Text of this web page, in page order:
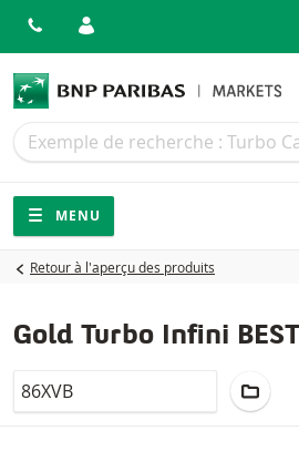
Recherche
Recherche
Navigation
Navigation sur
MENU
Retour à l'aperçu des produits
Gold Turbo Infini
LocalCode